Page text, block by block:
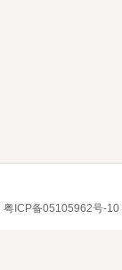
粤ICP备05105962号-10